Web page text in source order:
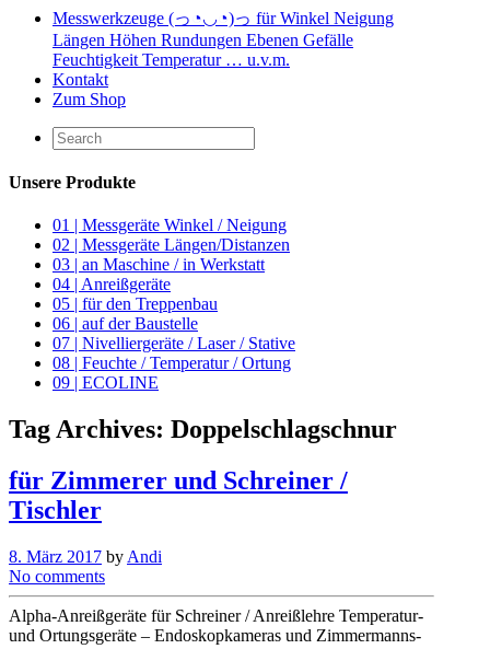
Messwerkzeuge (っ◔◡◔)っ für Winkel Neigung
Längen Höhen Rundungen Ebenen Gefälle
Feuchtigkeit Temperatur … u.v.m.
Kontakt
Zum Shop
Unsere Produkte
01 | Messgeräte Winkel / Neigung
02 | Messgeräte Längen/Distanzen
03 | an Maschine / in Werkstatt
04 | Anreißgeräte
05 | für den Treppenbau
06 | auf der Baustelle
07 | Nivelliergeräte / Laser / Stative
08 | Feuchte / Temperatur / Ortung
09 | ECOLINE
Tag Archives: Doppelschlagschnur
für Zimmerer und Schreiner /
Tischler
8. März 2017 by Andi
No comments
Alpha-Anreißgeräte für Schreiner / Anreißlehre Temperatur-
und Ortungsgeräte – Endoskopkameras und Zimmermanns-